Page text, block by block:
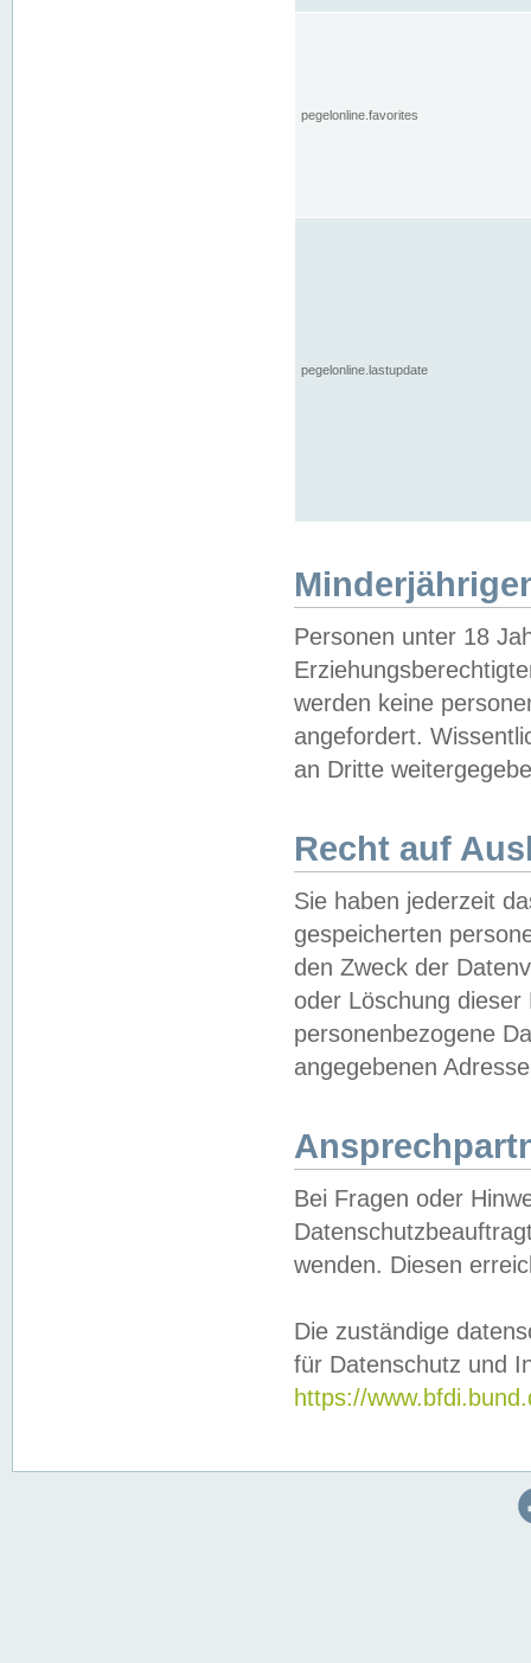
pegelonline.favorites
pegelonline.lastupdate
Personen unter 18
werden keine
angefordert.
an Dritte
Recht auf
Sie haben jederzeit
gespeicherten
den Zweck der
oder Löschung
personenbezogene
angegebenen
Bei Fragen oder
wenden. Diesen
Die zuständige
für Datenschutz und
https://